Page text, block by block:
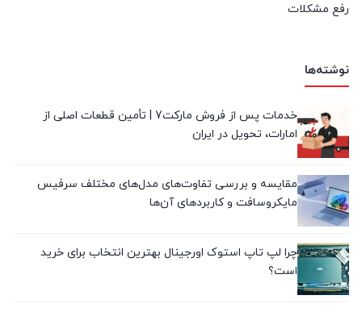
رفع مشکلات
لپ تاپ استوک
معرفی برند
(2)
معرفی برندها
(0)
معرفی محصولات
(3)
نوشته‌ها
خدمات پس از فروش مارکت7 | تأمین قطعات اصلی از
امارات، تحویل در ایران
مقایسه و بررسی تفاوت‌های مدل‌های مختلف سرفیس
مایکروسافت و کاربردهای آن‌ها
چرا لپ تاپ استوک اورجینال بهترین انتخاب برای خرید
است؟